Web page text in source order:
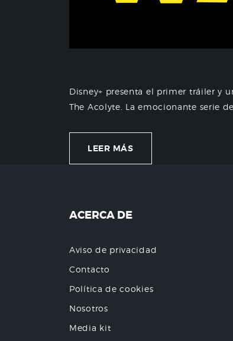
Disney+ presenta el primer tráiler y
The Acolyte. La emocionante serie
LEER MÁS
ACERCA DE
Aviso de privacidad
Contacto
Política de cookies
Nosotros
Media kit